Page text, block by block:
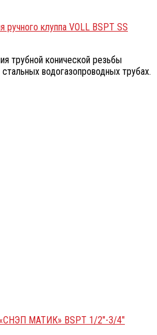
ручного клуппа VOLL BSPT SS
трубной конической резьбы
водогазопроводных трубах.
МАТИК» BSPT 1/2″-3/4″